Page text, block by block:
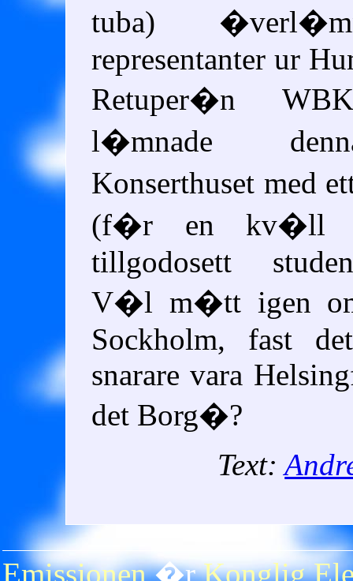
tuba)
representanter ur
Retuper�n
l�mnade
Konserthuset med
(f�r en kv�ll
tillgodosett
V�l m�tt igen
Sockholm, fast
snarare vara
det Borg�?
Text:
Emissionen�rKonglig